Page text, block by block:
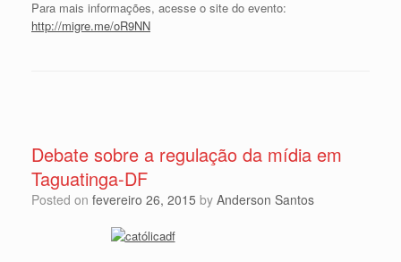
Para mais informações, acesse o site do evento:
http://migre.me/oR9NN
Debate sobre a regulação da mídia em
Taguatinga-DF
Posted on fevereiro 26, 2015 by Anderson Santos